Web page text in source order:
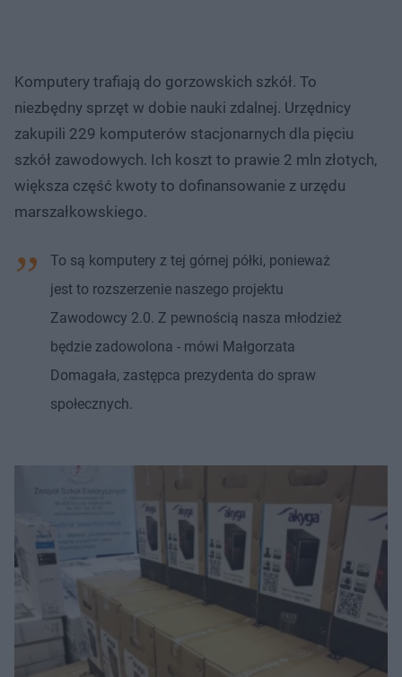
Komputery trafiają do gorzowskich szkół. To
niezbędny sprzęt w dobie nauki zdalnej. Urzędnicy
zakupili 229 komputerów stacjonarnych dla pięciu
szkół zawodowych​. Ich koszt to prawie 2 mln złotych,
większa część kwoty to dofinansowanie z urzędu
marszałkowskiego.
To są komputery z tej górnej półki, ponieważ
jest to rozszerzenie naszego projektu
Zawodowcy 2.0. Z pewnością nasza młodzież
będzie zadowolona - mówi Małgorzata
Domagała, zastępca prezydenta do spraw
społecznych.